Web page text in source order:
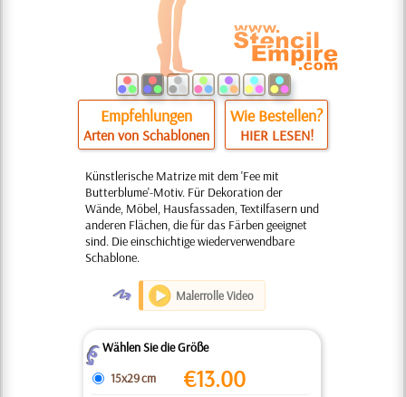
Empfehlungen
Arten von Schablonen
Wie Bestellen?
HIER LESEN!
Künstlerische Matrize mit dem 'Fee mit
Butterblume'-Motiv. Für Dekoration der
Wände, Möbel, Hausfassaden, Textilfasern und
anderen Flächen, die für das Färben geeignet
sind. Die einschichtige wiederverwendbare
Schablone.
O Malerrolle Video
ZWählen Sie die Größe
15x29 cm
€13.00